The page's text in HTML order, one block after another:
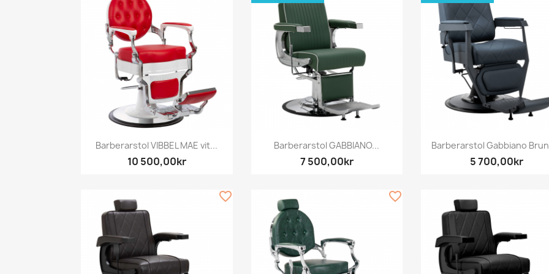
Snabbvy
Barberarstol VIBBEL MAE vit...
10 500,00kr
Snabbvy
Barberarstol GABBIANO...
7 500,00kr
Snabbvy
Barberarstol Gabbiano
5 700,00kr
favorite_border favorite_border